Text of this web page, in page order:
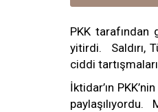
PKK tarafından
yitirdi. Saldırı,
ciddi
İktidar’ın
paylaşılıyordu.